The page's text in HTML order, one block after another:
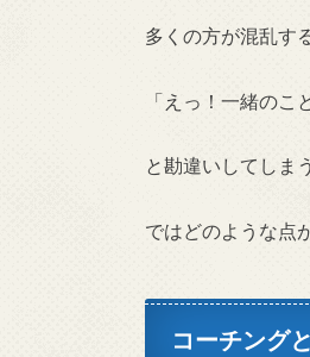
多くの方が混乱す
「えっ！一緒のこ
と勘違いしてしま
ではどのような点
コーチング